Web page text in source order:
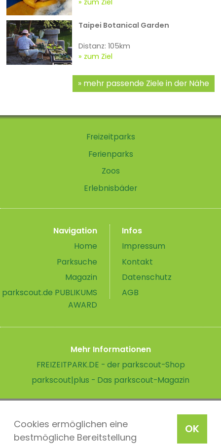
OK
Cookies ermöglichen eine
bestmögliche Bereitstellung
Taipei Botanical Garden
Distanz: 105km
zum Ziel
mehr passende Ziele in der Nähe
Freizeitparks
Ferienparks
Zoos
Erlebnisbäder
Navigation
Home
Parksuche
Magazin
parkscout.de PUBLIKUMS
AWARD
Infos
Impressum
Kontakt
Datenschutz
AGB
Mehr Informationen
FREIZEITPARK.DE - der parkscout-Shop
parkscout|plus - Das parkscout-Magazin